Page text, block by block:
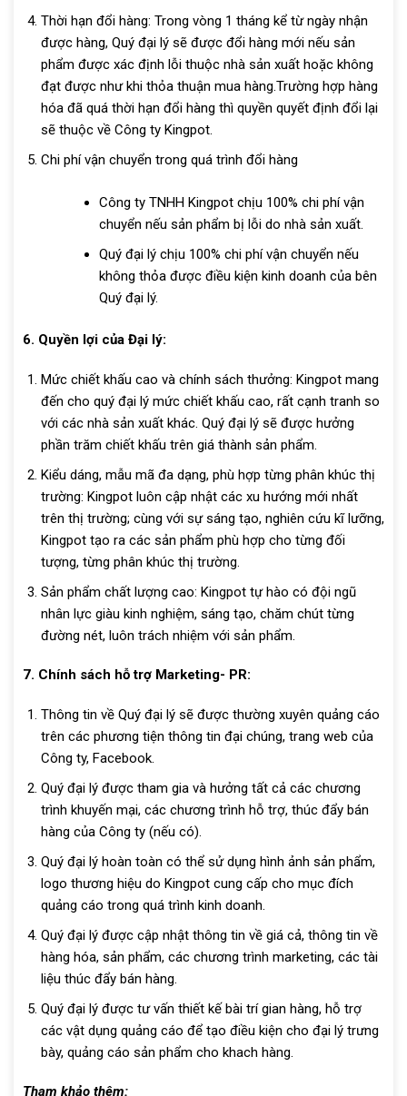
Thời hạn đổi hàng: Trong vòng 1 tháng kể từ ngày nhận
được hàng, Quý đại lý sẽ được đổi hàng mới nếu sản
phẩm được xác định lỗi thuộc nhà sản xuất hoặc không
đạt được như khi thỏa thuận mua hàng.Trường hợp hàng
hóa đã quá thời hạn đổi hàng thì quyền quyết định đổi lại
sẽ thuộc về Công ty Kingpot.
Chi phí vận chuyển trong quá trình đổi hàng
Công ty TNHH Kingpot chịu 100% chi phí vận
chuyển nếu sản phẩm bị lỗi do nhà sản xuất.
Quý đại lý chịu 100% chi phí vận chuyển nếu
không thỏa được điều kiện kinh doanh của bên
Quý đại lý.
6. Quyền lợi của Đại lý:
Mức chiết khấu cao và chính sách thưởng: Kingpot mang
đến cho quý đại lý mức chiết khấu cao, rất cạnh tranh so
với các nhà sản xuất khác. Quý đại lý sẽ được hưởng
phần trăm chiết khấu trên giá thành sản phẩm.
Kiểu dáng, mẫu mã đa dạng, phù hợp từng phân khúc thị
trường: Kingpot luôn cập nhật các xu hướng mới nhất
trên thị trường; cùng với sự sáng tạo, nghiên cứu kĩ lưỡng,
Kingpot tạo ra các sản phẩm phù hợp cho từng đối
tượng, từng phân khúc thị trường.
Sản phẩm chất lượng cao: Kingpot tự hào có đội ngũ
nhân lực giàu kinh nghiệm, sáng tạo, chăm chút từng
đường nét, luôn trách nhiệm với sản phẩm.
7. Chính sách hỗ trợ Marketing- PR:
Thông tin về Quý đại lý sẽ được thường xuyên quảng cáo
trên các phương tiện thông tin đại chúng, trang web của
Công ty, Facebook.
Quý đại lý được tham gia và hưởng tất cả các chương
trình khuyến mại, các chương trình hỗ trợ, thúc đẩy bán
hàng của Công ty (nếu có).
Quý đại lý hoàn toàn có thể sử dụng hình ảnh sản phẩm,
logo thương hiệu do Kingpot cung cấp cho mục đích
quảng cáo trong quá trình kinh doanh.
Quý đại lý được cập nhật thông tin về giá cả, thông tin về
hàng hóa, sản phẩm, các chương trình marketing, các tài
liệu thúc đẩy bán hàng.
Quý đại lý được tư vấn thiết kế bài trí gian hàng, hỗ trợ
các vật dụng quảng cáo để tạo điều kiện cho đại lý trưng
bày, quảng cáo sản phẩm cho khach hàng.
Tham khảo thêm: